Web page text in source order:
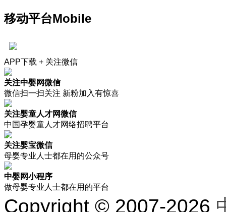
移动平台Mobile
APP下载 + 关注微信
关注中婴网微信
微信扫一扫关注 新粉加入有惊喜
关注婴童人才网微信
中国孕婴童人才网络招聘平台
关注婴宝微信
母婴专业人士都在用的公众号
中婴网小程序
做母婴专业人士都在用的平台
Copyright © 2007-2026